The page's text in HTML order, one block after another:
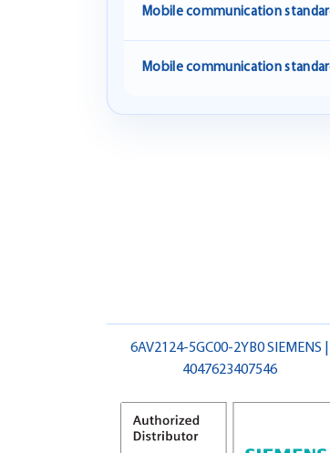
Mobile communication
Mobile communication
6AV2124-5GC00-2YB0 SIEMENS |
4047623407546